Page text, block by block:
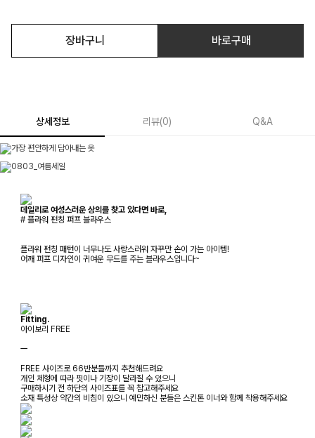
장바구니 바로구매
상세정보 리뷰(0) Q&A
데일리로 여성스러운 상의를 찾고 있다면 바로,
# 플라워 펀칭 퍼프 블라우스
플라워 펀칭 패턴이 너무나도 사랑스러워 자꾸만 손이 가는 아이템!
어깨 퍼프 디자인이 귀여운 무드를 주는 블라우스입니다~
Fitting.
아이보리 FREE
ㅡ
FREE 사이즈로 66반분들까지 추천해드려요
개인 체형에 따라 핏이나 기장이 달라질 수 있으니
구매하시기 전 하단의 사이즈표를 꼭 참고해주세요
소재 특성상 약간의 비침이 있으니 예민하신 분들은 스킨톤 이너와 함께 착용해주세요